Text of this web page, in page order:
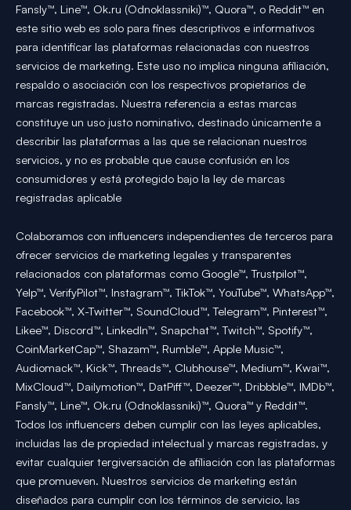
Fansly™, Line™, Ok.ru (Odnoklassniki)™, Quora™, o Reddit™ en
este sitio web es solo para fines descriptivos e informativos
para identificar las plataformas relacionadas con nuestros
servicios de marketing. Este uso no implica ninguna afiliación,
respaldo o asociación con los respectivos propietarios de
marcas registradas. Nuestra referencia a estas marcas
constituye un uso justo nominativo, destinado únicamente a
describir las plataformas a las que se relacionan nuestros
servicios, y no es probable que cause confusión en los
consumidores y está protegido bajo la ley de marcas
registradas aplicable
Colaboramos con influencers independientes de terceros para
ofrecer servicios de marketing legales y transparentes
relacionados con plataformas como Google™, Trustpilot™,
Yelp™, VerifyPilot™, Instagram™, TikTok™, YouTube™, WhatsApp™,
Facebook™, X-Twitter™, SoundCloud™, Telegram™, Pinterest™,
Likee™, Discord™, LinkedIn™, Snapchat™, Twitch™, Spotify™,
CoinMarketCap™, Shazam™, Rumble™, Apple Music™,
Audiomack™, Kick™, Threads™, Clubhouse™, Medium™, Kwai™,
MixCloud™, Dailymotion™, DatPiff™, Deezer™, Dribbble™, IMDb™,
Fansly™, Line™, Ok.ru (Odnoklassniki)™, Quora™ y Reddit™.
Todos los influencers deben cumplir con las leyes aplicables,
incluidas las de propiedad intelectual y marcas registradas, y
evitar cualquier tergiversación de afiliación con las plataformas
que promueven. Nuestros servicios de marketing están
diseñados para cumplir con los términos de servicio, las